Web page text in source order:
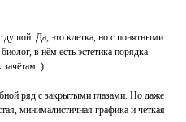
душой. Да, это клетка, но с понятными
в нём есть эстетика порядка
:)
ряд с закрытыми глазами. Но даже
минималистичная графика и чёткая